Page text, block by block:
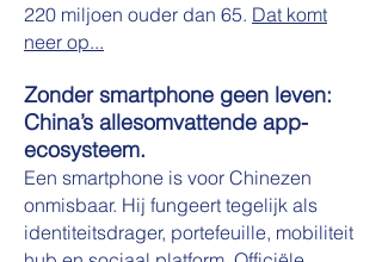
220 miljoen ouder dan 65. Dat komt
neer op...
Zonder smartphone geen leven:
China’s allesomvattende app-
ecosysteem.
Een smartphone is voor Chinezen
onmisbaar. Hij fungeert tegelijk als
identiteitsdrager, portefeuille, mobiliteit